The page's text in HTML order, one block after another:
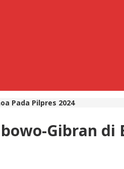
Pada Pilpres 2024
Gibran di